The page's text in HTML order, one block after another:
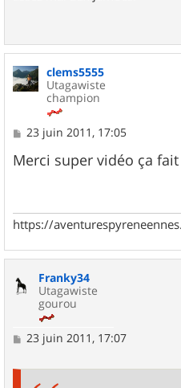
clems5555
Utagawiste
champion
M
s
s
23 juin 2011, 17:05
Merci super vidéo ça
https://
Franky34
Utagawiste
gourou
M
23 juin 2011, 17:07